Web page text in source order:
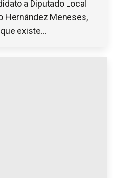
a Diputado Local
Hernández Meneses,
existe…